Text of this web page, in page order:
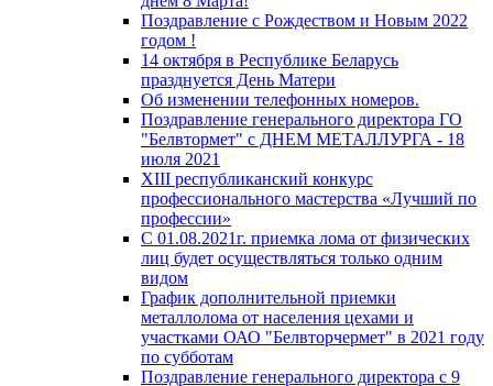
Поздравление с Рождеством и Новым 2022
годом !
14 октября в Республике Беларусь
празднуется День Матери
Об изменении телефонных номеров.
Поздравление генерального директора ГО
"Белвтормет" с ДНЕМ МЕТАЛЛУРГА - 18
июля 2021
XIII республиканский конкурс
профессионального мастерства «Лучший по
профессии»
С 01.08.2021г. приемка лома от физических
лиц будет осуществляться только одним
видом
График дополнительной приемки
металлолома от населения цехами и
участками ОАО "Белвторчермет" в 2021 году
по субботам
Поздравление генерального директора с 9